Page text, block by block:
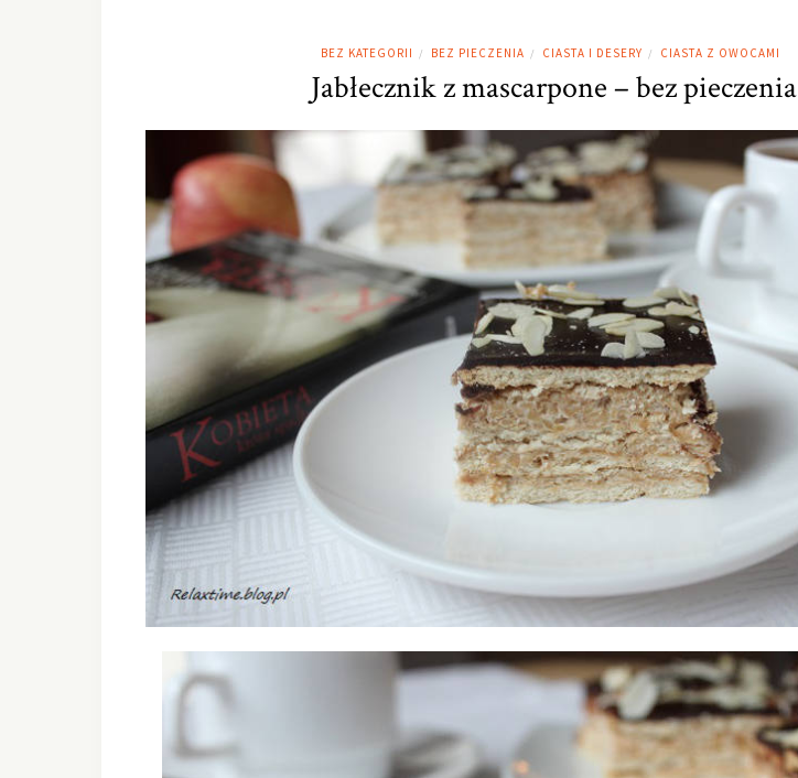
BEZ KATEGORII / BEZ PIECZENIA / CIASTA I DESERY / CIASTA Z OWOCAMI
Jabłecznik z mascarpone – bez pieczenia